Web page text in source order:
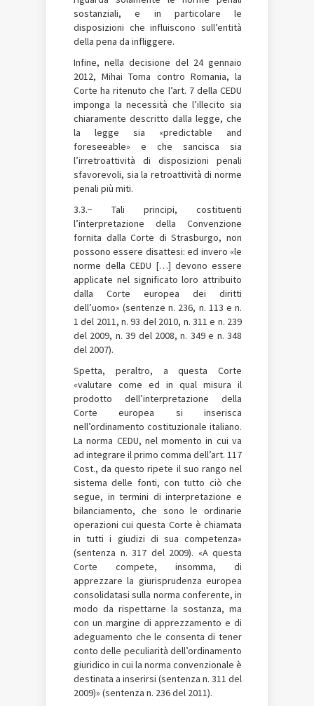
sostanziali, e in particolare le
disposizioni che influiscono sull’entità
della pena da infliggere.
Infine, nella decisione del 24 gennaio
2012, Mihai Toma contro Romania, la
Corte ha ritenuto che l’art. 7 della CEDU
imponga la necessità che l’illecito sia
chiaramente descritto dalla legge, che
la legge sia «predictable and
foreseeable» e che sancisca sia
l’irretroattività di disposizioni penali
sfavorevoli, sia la retroattività di norme
penali più miti.
3.3.− Tali principi, costituenti
l’interpretazione della Convenzione
fornita dalla Corte di Strasburgo, non
possono essere disattesi: ed invero «le
norme della CEDU […] devono essere
applicate nel significato loro attribuito
dalla Corte europea dei diritti
dell’uomo» (sentenze n. 236, n. 113 e n.
1 del 2011, n. 93 del 2010, n. 311 e n. 239
del 2009, n. 39 del 2008, n. 349 e n. 348
del 2007).
Spetta, peraltro, a questa Corte
«valutare come ed in qual misura il
prodotto dell’interpretazione della
Corte europea si inserisca
nell’ordinamento costituzionale italiano.
La norma CEDU, nel momento in cui va
ad integrare il primo comma dell’art. 117
Cost., da questo ripete il suo rango nel
sistema delle fonti, con tutto ciò che
segue, in termini di interpretazione e
bilanciamento, che sono le ordinarie
operazioni cui questa Corte è chiamata
in tutti i giudizi di sua competenza»
(sentenza n. 317 del 2009). «A questa
Corte compete, insomma, di
apprezzare la giurisprudenza europea
consolidatasi sulla norma conferente, in
modo da rispettarne la sostanza, ma
con un margine di apprezzamento e di
adeguamento che le consenta di tener
conto delle peculiarità dell’ordinamento
giuridico in cui la norma convenzionale è
destinata a inserirsi (sentenza n. 311 del
2009)» (sentenza n. 236 del 2011).